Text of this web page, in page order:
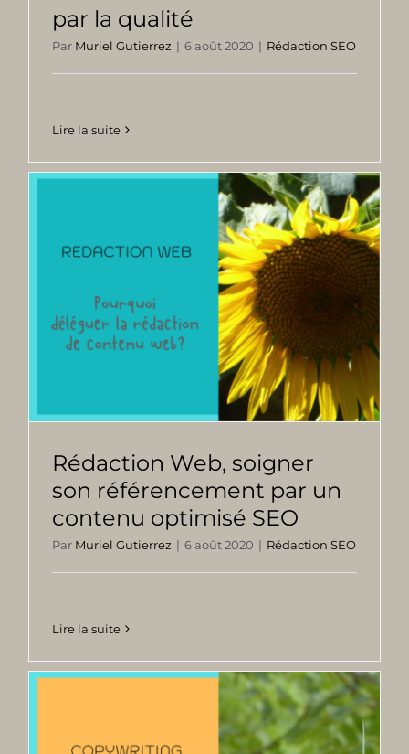
par la qualité
Par Muriel Gutierrez | 6 août 2020 | Rédaction SEO
Lire la suite
Rédaction Web, soigner
son référencement par un
contenu optimisé SEO
Par Muriel Gutierrez | 6 août 2020 | Rédaction SEO
Lire la suite